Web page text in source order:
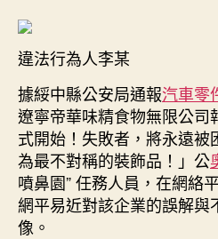
違法行為人李某
據綏中縣公安局通報汽車零
遼寧帝華味精食物無限公司
式開始！失敗者，將永遠
為最不對稱的裝飾品！」公
噴鼻園” 任務人員，在網絡
網平易近對該企業的誤解與
像。